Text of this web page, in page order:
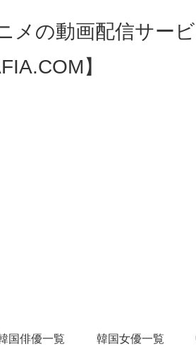
メの動画配信サー
】
国俳優一覧 韓国女優一覧